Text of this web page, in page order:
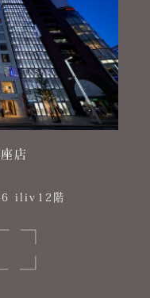
店
6 iliv12階